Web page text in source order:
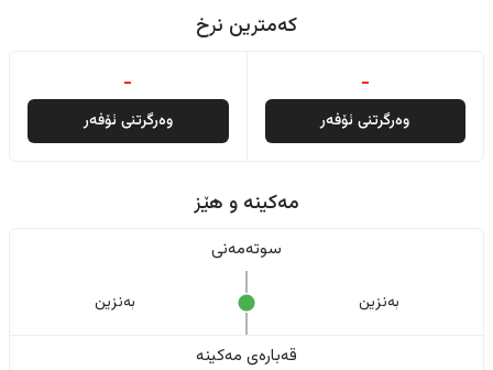
کەمترین نرخ
-
وەرگرتنی ئۆفەر
-
وەرگرتنی ئۆفەر
مەکینە و هێز
سوتەمەنی
بەنزین بەنزین
قەبارەی مەکینە